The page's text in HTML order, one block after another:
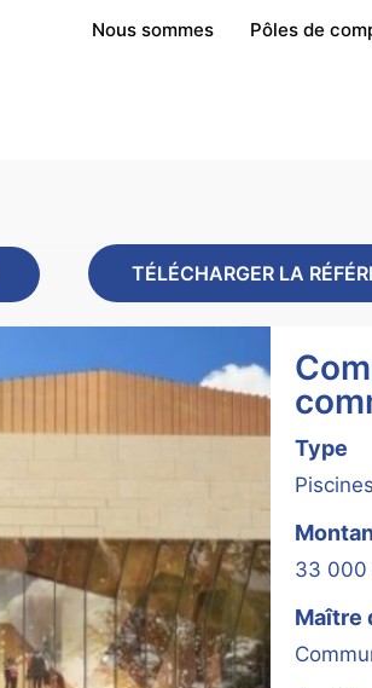
Nous sommes Pôles de
TÉLÉCHARGER LA
Type
Piscines
33 000
Maître